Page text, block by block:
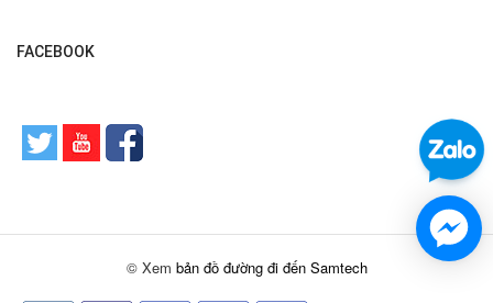
FACEBOOK
© Xem bản đồ đường đi đến Samtech